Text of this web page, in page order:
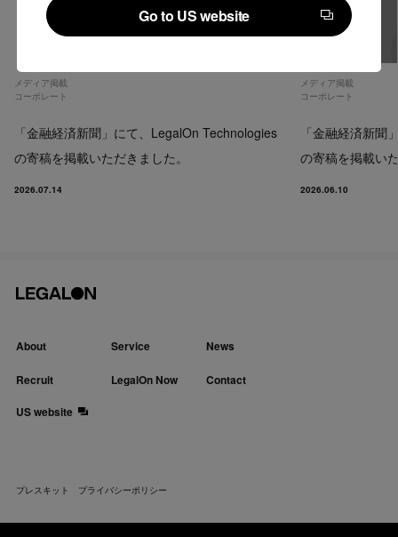
Go to US website
Go to US website
メディア掲載
コーポレート
「金融経済新聞」にて、LegalOn Technologies
の寄稿を掲載いただきました。
2026.07.14
メディア掲載
コーポレート
「金融経済新聞
の寄稿を掲載い
2026.06.10
About Service News
Recruit LegalOn Now
Contact
US website
プレスキット プライバシーポリシー